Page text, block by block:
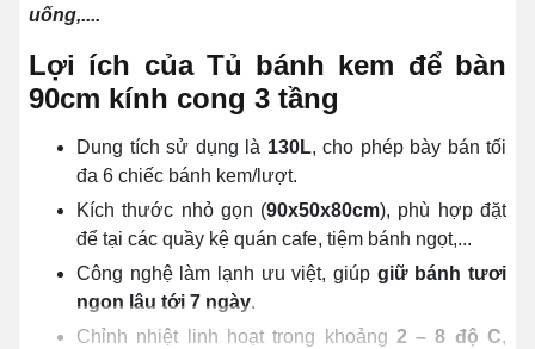
uống,....
Lợi ích của Tủ bánh kem để bàn
90cm kính cong 3 tầng
Dung tích sử dụng là 130L, cho phép bày bán tối
đa 6 chiếc bánh kem/lượt.
Kích thước nhỏ gọn (90x50x80cm), phù hợp đặt
để tại các quầy kệ quán cafe, tiệm bánh ngọt,...
Công nghệ làm lạnh ưu việt, giúp giữ bánh tươi
ngon lâu tới 7 ngày.
Chỉnh nhiệt linh hoạt trong khoảng 2 – 8 độ C,